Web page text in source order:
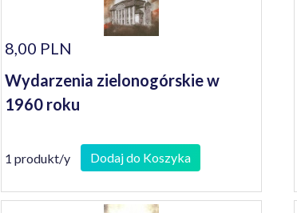
8,00 PLN
Wydarzenia zielonogórskie w
1960 roku
1 produkt/y Dodaj do Koszyka